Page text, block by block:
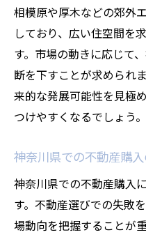
相模原や厚木などの郊外
しており、広い住空間を
す。市場の動きに応じて
断を下すことが求められ
来的な発展可能性を見極
つけやすくなるでしょう。
神奈川県での不動産購
神奈川県での不動産購入
す。不動産選びでの失敗
場動向を把握することが